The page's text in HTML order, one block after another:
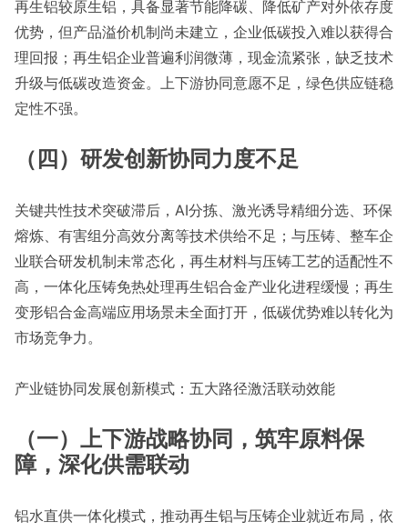
再生铝较原生铝，具备显著节能降碳、降低矿产对外依存度
优势，但产品溢价机制尚未建立，企业低碳投入难以获得合
理回报；再生铝企业普遍利润微薄，现金流紧张，缺乏技术
升级与低碳改造资金。上下游协同意愿不足，绿色供应链稳
定性不强。
（四）研发创新协同力度不足
关键共性技术突破滞后，AI分拣、激光诱导精细分选、环保
熔炼、有害组分高效分离等技术供给不足；与压铸、整车企
业联合研发机制未常态化，再生材料与压铸工艺的适配性不
高，一体化压铸免热处理再生铝合金产业化进程缓慢；再生
变形铝合金高端应用场景未全面打开，低碳优势难以转化为
市场竞争力。
产业链协同发展创新模式：五大路径激活联动效能
（一）上下游战略协同，筑牢原料保
障，深化供需联动
铝水直供一体化模式，推动再生铝与压铸企业就近布局，依